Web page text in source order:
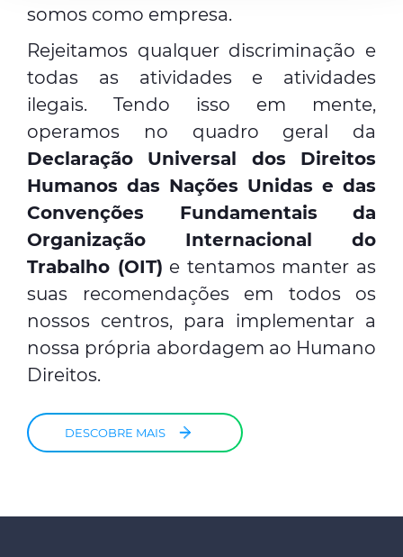
recolhidas por estes a partir da sua utilização dos
somos como empresa.
Rejeitamos qualquer discriminação e
todas as atividades e atividades
ilegais. Tendo isso em mente,
operamos no quadro geral da
Declaração Universal dos Direitos
Humanos das Nações Unidas e das
Convenções Fundamentais da
Organização Internacional do
Trabalho (OIT) e tentamos manter as
suas recomendações em todos os
nossos centros, para implementar a
nossa própria abordagem ao Humano
Direitos.
DESCOBRE MAIS